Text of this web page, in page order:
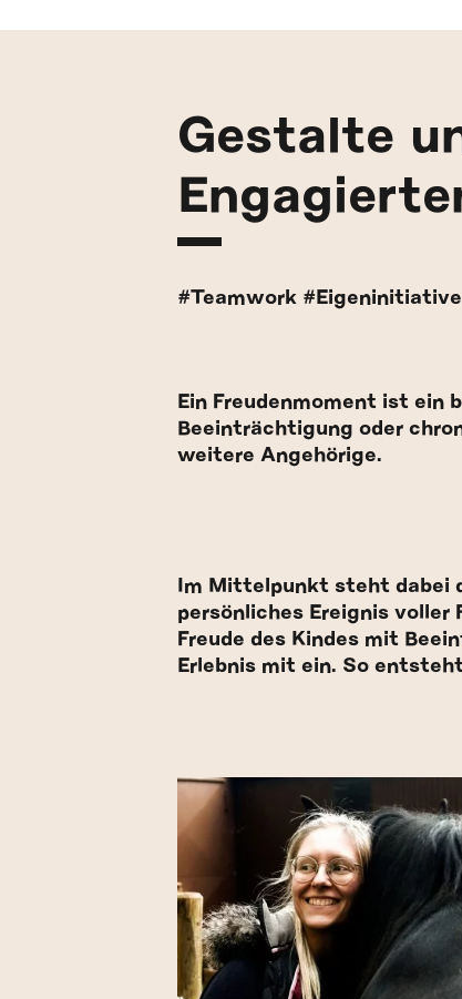
Gestalte
#Teamwork
Ein Freudenmoment ist ein
Beeinträchtigung oder
weitere Angehörige.
Im Mittelpunkt steht dabei
persönliches Ereignis
Freude des Kindes mit
Erlebnis mit ein. So